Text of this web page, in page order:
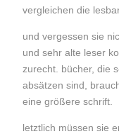
vergleichen die
und vergessen sie
und sehr alte leser
zurecht. bücher, die
absätzen sind,
eine größere schrift.
letztlich müssen sie